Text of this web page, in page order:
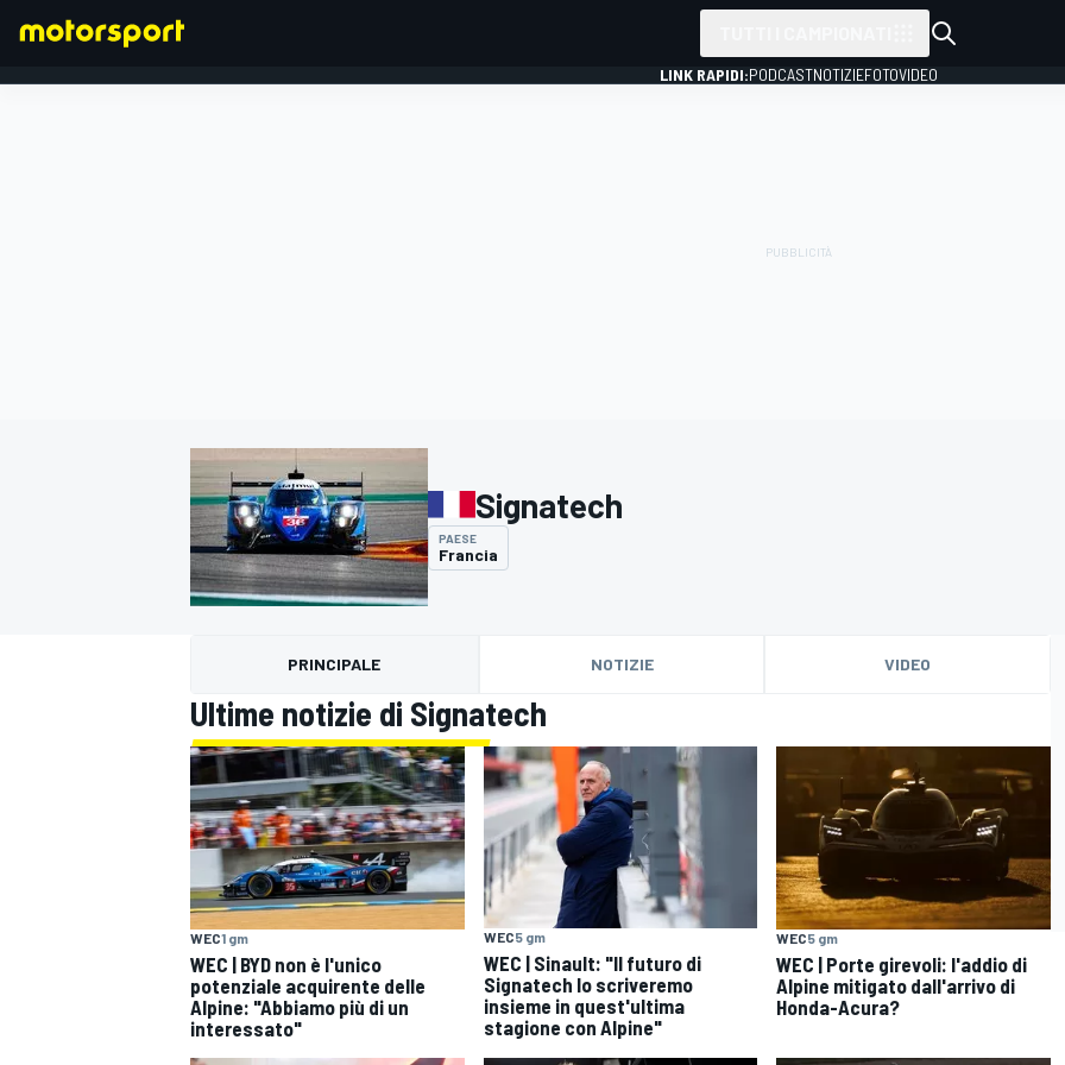
MOTOGP WEC
WRC
LINK RAPIDI:PODCASTNOTIZIEFOTOVIDEO
Signatech
PAESE
Francia
PRINCIPALE NOTIZIE VIDEO
Ultime notizie di Signatech
WEC1 gm
WEC | BYD non è l'unico
potenziale acquirente delle
Alpine: "Abbiamo più di un
interessato"
WEC5 gm
WEC | Sinault: "Il futuro di
Signatech lo scriveremo
insieme in quest'ultima
stagione con Alpine"
WEC5 gm
WEC | Porte girevoli: l'addio di
Alpine mitigato dall'arrivo di
Honda-Acura?